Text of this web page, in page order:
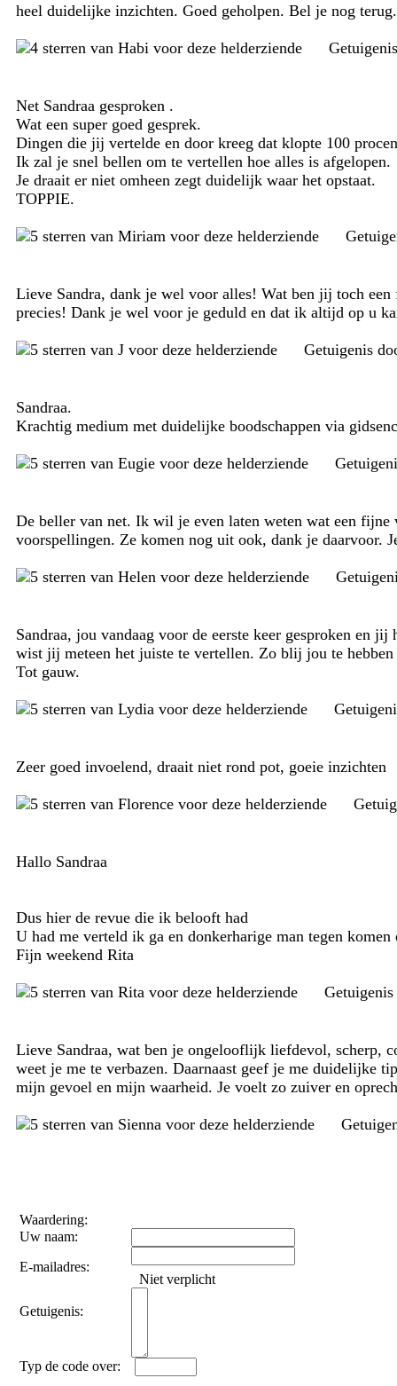
heel duidelijke inzichten. Goed geholpen. Bel je nog
Net Sandraa gesproken .
Wat een super goed gesprek.
Dingen die jij vertelde en door kreeg dat klopte 100
Ik zal je snel bellen om te vertellen hoe alles is afgelopen.
Je draait er niet omheen zegt duidelijk waar het opstaat.
TOPPIE.
Lieve Sandra, dank je wel voor alles! Wat ben jij toch
precies! Dank je wel voor je geduld en dat ik altijd op u
Getuigenis
Sandraa.
Krachtig medium met duidelijke boodschappen via
De beller van net. Ik wil je even laten weten wat een
voorspellingen. Ze komen nog uit ook, dank je daarvoor.
Sandraa, jou vandaag voor de eerste keer gesproken en
wist jij meteen het juiste te vertellen. Zo blij jou te hebben
Tot gauw.
Zeer goed invoelend, draait niet rond pot, goeie inzichten
Hallo Sandraa
Dus hier de revue die ik belooft had
U had me verteld ik ga en donkerharige man tegen
Fijn weekend Rita
Lieve Sandraa, wat ben je ongelooflijk liefdevol, scherp,
weet je me te verbazen. Daarnaast geef je me duidelijke
mijn gevoel en mijn waarheid. Je voelt zo zuiver en
Waardering:
Uw naam:
E-mailadres:
Niet verplicht
Getuigenis:
Typ de code over: